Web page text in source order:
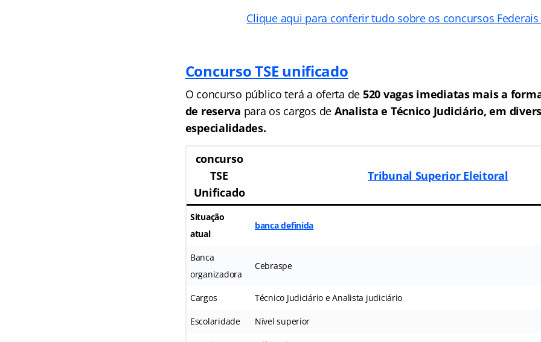
Clique aqui para conferir tudo sobre os concursos Federais
Concurso TSE unificado
O concurso público terá a oferta de 520 vagas imediatas mais a
de reserva para os cargos de Analista e Técnico Judiciário, em
especialidades.
concurso
TSE
Unificado
Tribunal Superior Eleitoral
Situação
atual
banca definida
Banca
organizadora
Cebraspe
Cargos Técnico Judiciário e Analista judiciário
Escolaridade Nível superior